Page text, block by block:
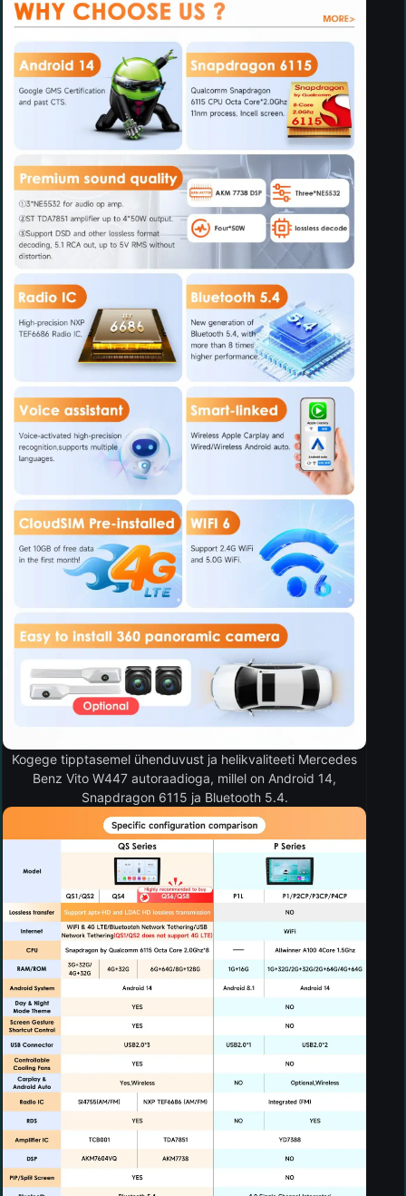
Kogege tipptasemel ühenduvust ja helikvaliteeti Mercedes
Benz Vito W447 autoraadioga, millel on Android 14,
Snapdragon 6115 ja Bluetooth 5.4.